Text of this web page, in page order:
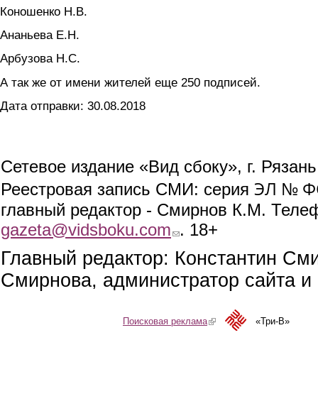
Коношенко Н.В.
Ананьева Е.Н.
Арбузова Н.С.
А так же от имени жителей еще 250 подписей.
Дата отправки: 30.08.2018
Сетевое издание «Вид сбоку», г.
Реестровая запись СМИ: серия ЭЛ №
главный редактор - Смирнов К.М.
gazeta@vidsboku.com (link sends e-mail)
. 18+
Главный редактор: Константин
Смирнова, администратор сайта
Поисковая реклама(link is external)«Три-В»